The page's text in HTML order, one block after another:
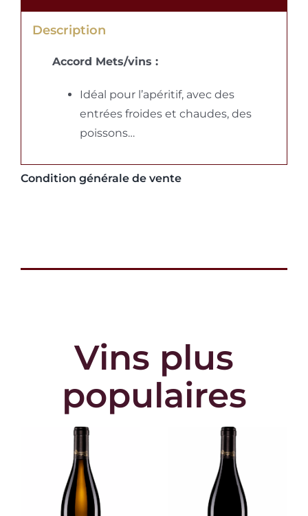
Description
Accord Mets/vins :
Idéal pour l’apéritif, avec des
entrées froides et chaudes, des
poissons…
Condition générale de vente
Vins plus
populaires